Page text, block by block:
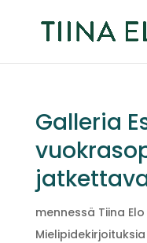
Galleria
mennessä Tiina Elo
Mielipidekirjoituksia